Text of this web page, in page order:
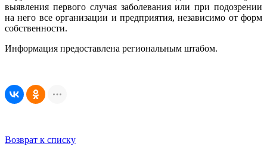
выявления первого случая заболевания или при подозрении
на него все организации и предприятия, независимо от форм
собственности.
Информация предоставлена региональным штабом.
Возврат к списку